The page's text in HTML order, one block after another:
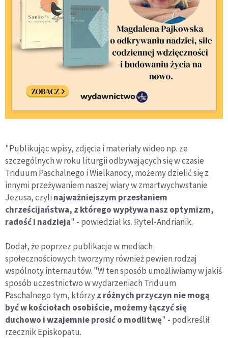
"Publikując wpisy, zdjęcia i materiały wideo np. ze
szczególnych w roku liturgii odbywających się w czasie
Triduum Paschalnego i Wielkanocy, możemy dzielić się z
innymi przeżywaniem naszej wiary w zmartwychwstanie
Jezusa, czyli najważniejszym przesłaniem
chrześcijaństwa, z którego wypływa nasz optymizm,
radość i nadzieja" - powiedział ks. Rytel-Andrianik.
Dodał, że poprzez publikacje w mediach
społecznościowych tworzymy również pewien rodzaj
wspólnoty internautów. "W ten sposób umożliwiamy w jakiś
sposób uczestnictwo w wydarzeniach Triduum
Paschalnego tym, którzyz różnych przyczyn nie mogą
być w kościołach osobiście, możemy łączyć się
duchowo i wzajemnie prosić o modlitwę" - podkreślił
rzecznik Episkopatu.